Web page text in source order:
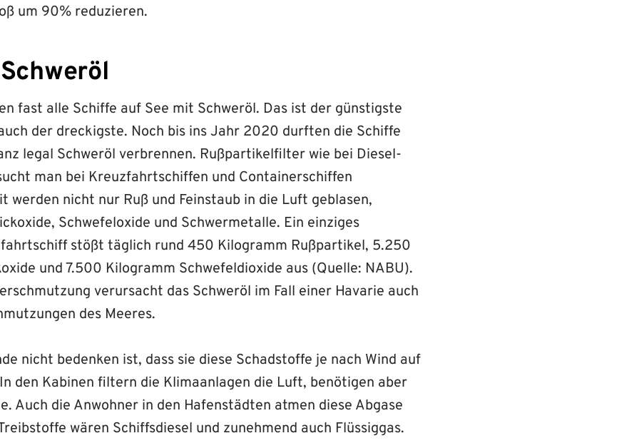
um 90% reduzieren.
fast alle Schiffe auf See mit Schweröl. Das ist der günstigste
der dreckigste. Noch bis ins Jahr 2020 durften die Schiffe
legal Schweröl verbrennen. Rußpartikelfilter wie bei Diesel-
man bei Kreuzfahrtschiffen und Containerschiffen
werden nicht nur Ruß und Feinstaub in die Luft geblasen,
Schwefeloxide und Schwermetalle. Ein einziges
stößt täglich rund 450 Kilogramm Rußpartikel, 5.250
und 7.500 Kilogramm Schwefeldioxide aus (Quelle: NABU).
verursacht das Schweröl im Fall einer Havarie auch
des Meeres.
nicht bedenken ist, dass sie diese Schadstoffe je nach Wind auf
den Kabinen filtern die Klimaanlagen die Luft, benötigen aber
Auch die Anwohner in den Hafenstädten atmen diese Abgase
wären Schiffsdiesel und zunehmend auch Flüssiggas.